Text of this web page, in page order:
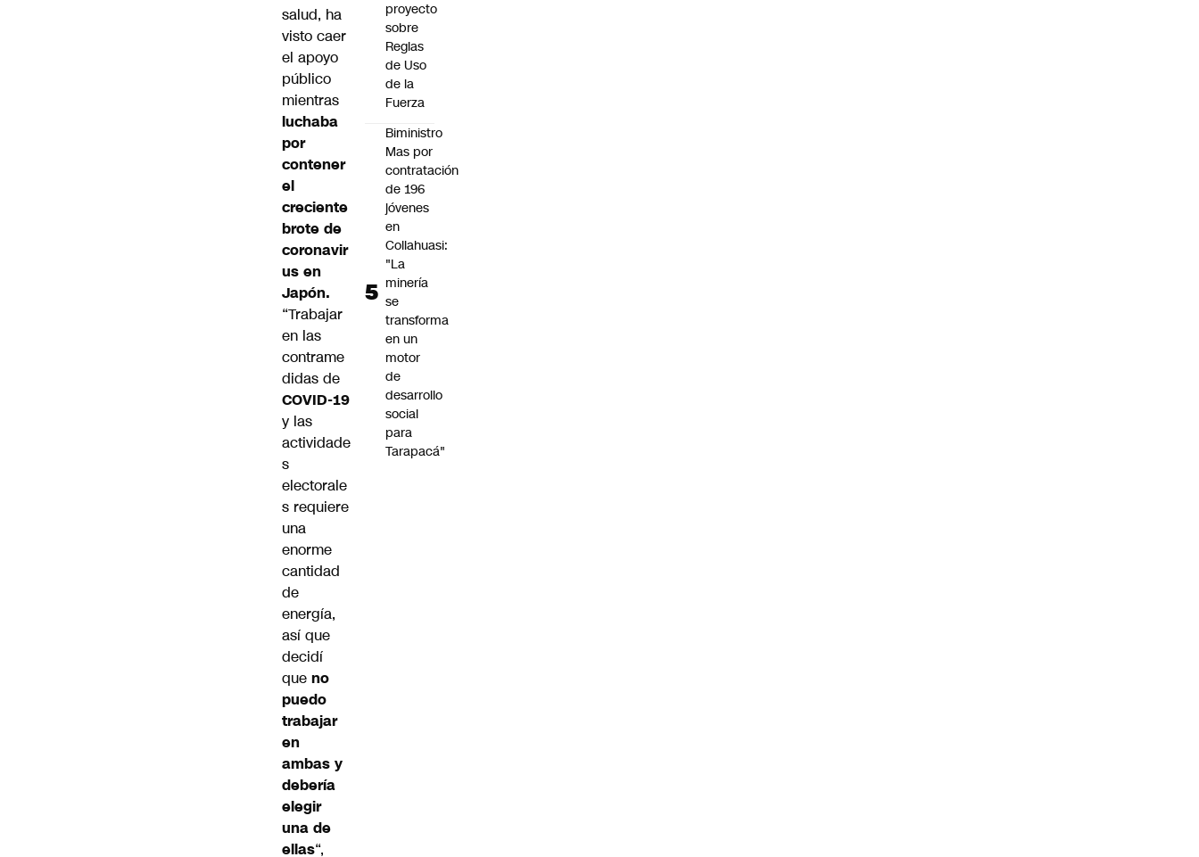
salud, ha
visto caer
el apoyo
público
mientras
luchaba
por
contener
el
creciente
brote de
coronavir
us en
Japón.
“Trabajar
en las
contrame
didas de
COVID-19
y las
actividade
s
electorale
s requiere
una
enorme
cantidad
de
energía,
así que
decidí
que no
puedo
trabajar
en
ambas y
debería
elegir
una de
ellas“,
proyecto
sobre
Reglas
de Uso
de la
Fuerza
Biministro
Mas por
contratación
de 196
jóvenes
en
Collahuasi:
"La
minería
se
transforma
en un
motor
de
desarrollo
social
para
Tarapacá"